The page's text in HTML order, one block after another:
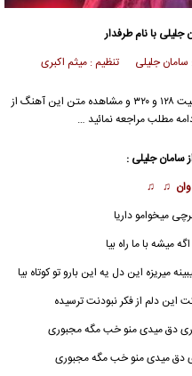
جلیلی با نام طرفدار
جلیلی تنظیم : میثم اکبری
جهت دانلود آهنگ طرفدار از سامان جلیلی با کیفیت ۱۲۸ و ۳۲۰ و مشاهده متن این آهنگ از
مطلب مراجعه نمائید …
سامان جلیلی :
♫ ♫
میخوامو داریا
میشه با ما راه بیا
میریزه این دل یه این بارو تو کوتاه بیا
این دلم از فکر نبودنت ترسیده
دق میدی منو خب مگه مجبوری
دق میدی منو خب مگه مجبوری